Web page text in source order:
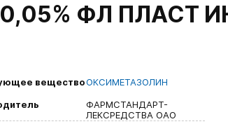
ФЛ ПЛАСТ
веществоОКСИМЕТАЗОЛИН
ФАРМСТАНДАРТ-
ЛЕКСРЕДСТВА ОАО